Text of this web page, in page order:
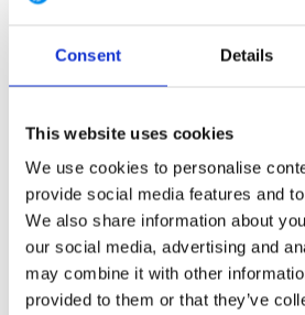
Consent Details
This website uses cookies
We use cookies to personalise
provide social media features and
We also share information about
our social media, advertising and
may combine it with other
provided to them or that they’ve
14 DAGEN RETOURTERMIJN
24/7 ONLINE WINKELEN
Productomschrijving
Specificaties